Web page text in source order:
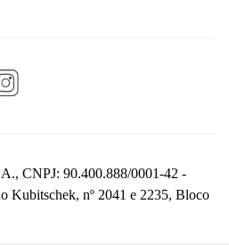
CNPJ: 90.400.888/0001-42 -
Kubitschek, nº 2041 e 2235, Bloco